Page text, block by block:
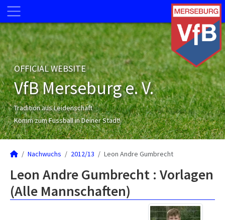
OFFICIAL WEBSITE
VfB Merseburg e. V.
Tradition aus Leidenschaft
Komm zum Fussball in Deiner Stadt!
Nachwuchs 2012/13 Leon Andre Gumbrecht
Leon Andre Gumbrecht : Vorlagen
(Alle Mannschaften)